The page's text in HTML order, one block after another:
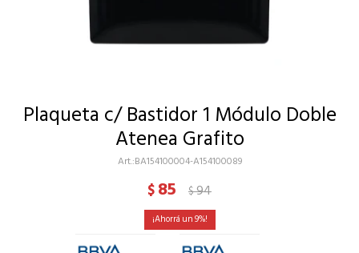
Plaqueta c/ Bastidor 1 Módulo Doble
Atenea Grafito
BA154100004-A154100089
$85 $94
9